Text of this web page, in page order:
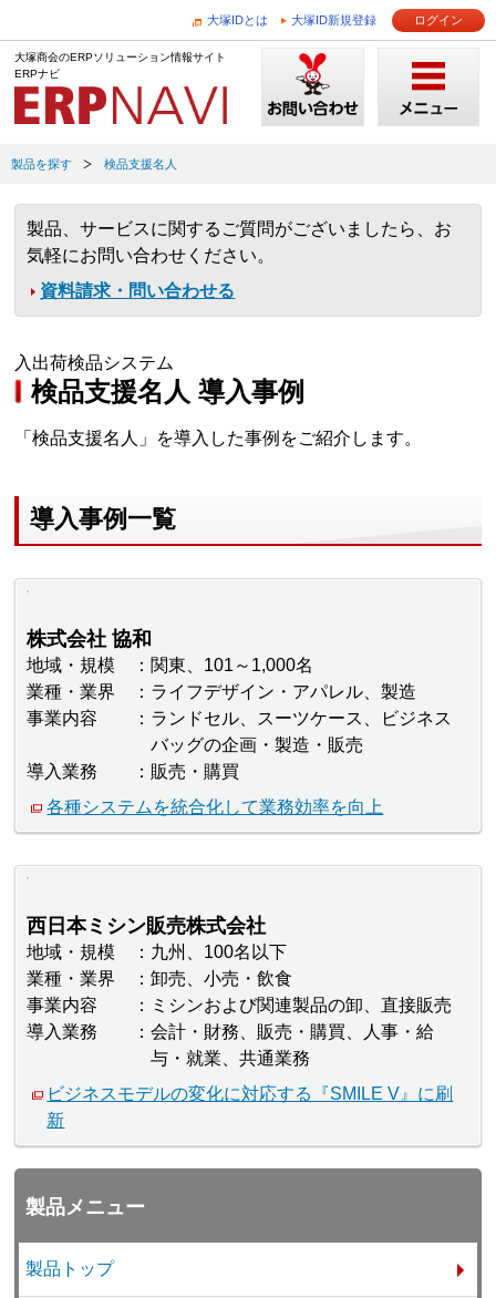
大塚IDとは 大塚ID新規登録 ログイン
大塚商会のERPソリューション情報サイト
ERPナビ
製品を探す 検品支援名人
製品、サービスに関するご質問がございましたら、お
気軽にお問い合わせください。
資料請求・問い合わせる
入出荷検品システム
検品支援名人 導入事例
「検品支援名人」を導入した事例をご紹介します。
導入事例一覧
株式会社 協和
地域・規模
関東、101～1,000名
業種・業界
ライフデザイン・アパレル、製造
事業内容
ランドセル、スーツケース、ビジネス
バッグの企画・製造・販売
導入業務
販売・購買
各種システムを統合化して業務効率を向上
西日本ミシン販売株式会社
地域・規模
九州、100名以下
業種・業界
卸売、小売・飲食
事業内容
ミシンおよび関連製品の卸、直接販売
導入業務
会計・財務、販売・購買、人事・給
与・就業、共通業務
ビジネスモデルの変化に対応する『SMILE V』に刷
新
製品メニュー
製品トップ